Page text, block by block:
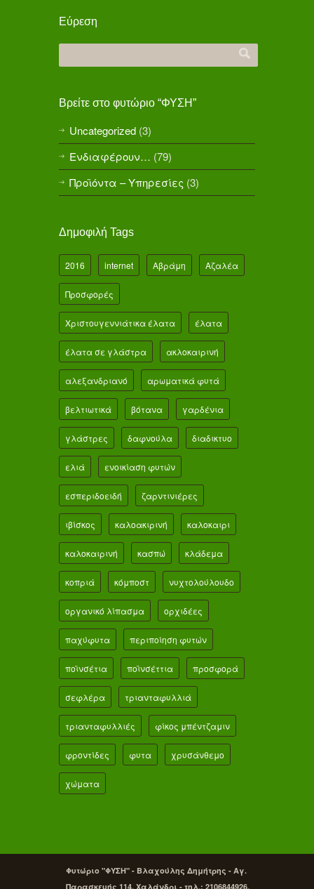
Εύρεση
Βρείτε στο φυτώριο “ΦΥΣΗ”
Uncategorized (3)
Ενδιαφέρουν… (79)
Προϊόντα – Υπηρεσίες (3)
Δημοφιλή Tags
2016 internet Αβράμη Αζαλέα
Προσφορές
Χριστουγεννιάτικα έλατα έλατα
έλατα σε γλάστρα ακλοκαιρινή
αλεξανδριανό αρωματικά φυτά
βελτιωτικά βότανα γαρδένια
γλάστρες δαφνούλα διαδικτυο
ελιά ενοικίαση φυτών
εσπεριδοειδή ζαρντινιέρες
ιβίσκος καλοακιρινή καλοκαιρι
καλοκαιρινή κασπώ κλάδεμα
κοπριά κόμποστ νυχτολούλουδο
οργανικό λίπασμα ορχιδέες
παχύφυτα περιποίηση φυτών
ποϊνσέτια ποϊνσέττια προσφορά
σεφλέρα τριανταφυλλιά
τριανταφυλλιές φίκος μπέντζαμιν
φροντίδες φυτα χρυσάνθεμο
χώματα
Φυτώριο "ΦΥΣΗ" - Βλαχούλης Δημήτρης - Αγ.
Παρασκευής 114, Χαλάνδρι - τηλ.: 2106844926,